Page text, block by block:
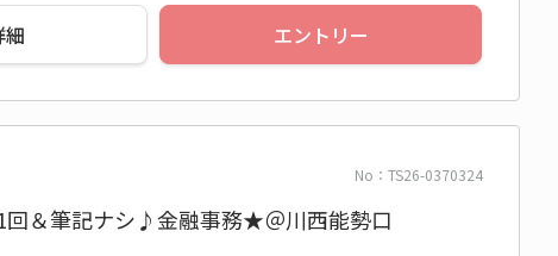
細 エントリー
No：TS26-0370324
回＆筆記ナシ♪金融事務★＠川西能勢口